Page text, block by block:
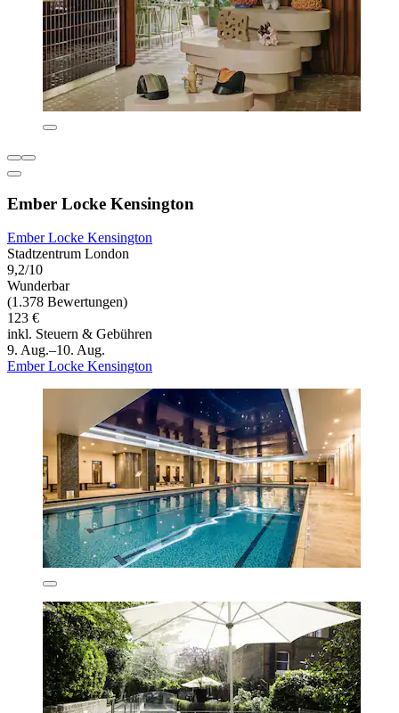
Ember Locke Kensington
Ember Locke Kensington
Stadtzentrum London
9,2/10
Wunderbar
(1.378 Bewertungen)
123 €
inkl. Steuern & Gebühren
9. Aug.–10. Aug.
Ember Locke Kensington